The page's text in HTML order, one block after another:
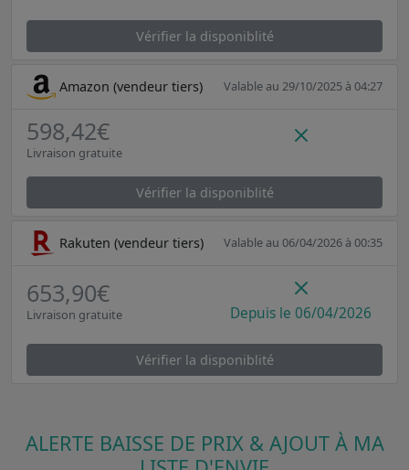
Vérifier la disponiblité
Amazon (vendeur tiers) Valable au 29/10/2025 à 04:27
598,42€
Livraison gratuite
Vérifier la disponiblité
Rakuten (vendeur tiers) Valable au 06/04/2026 à 00:35
653,90€
Livraison gratuite Depuis le 06/04/2026
Vérifier la disponiblité
ALERTE BAISSE DE PRIX & AJOUT À MA